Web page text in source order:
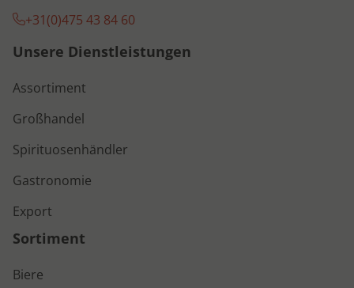
+31(0)475 43 84 60
Unsere Dienstleistungen
Assortiment
Großhandel
Spirituosenhändler
Gastronomie
Export
Sortiment
Biere